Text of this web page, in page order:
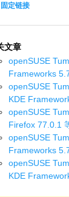
固定链接
文章
openSUSE
Frameworks
openSUSE
KDE
openSUSE
Firefox 77.0.1
openSUSE
Frameworks
openSUSE
KDE